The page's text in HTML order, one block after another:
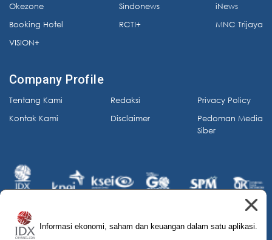
Okezone
Booking Hotel
VISION+
Sindonews
RCTI+
iNews
MNC Trijaya
Company Profile
Tentang Kami
Kontak Kami
Redaksi
Disclaimer
Privacy Policy
Pedoman Media
Siber
© 2026 IDX Channel. All Rights Reserved.
Informasi ekonomi, saham dan keuangan dalam satu aplikasi.